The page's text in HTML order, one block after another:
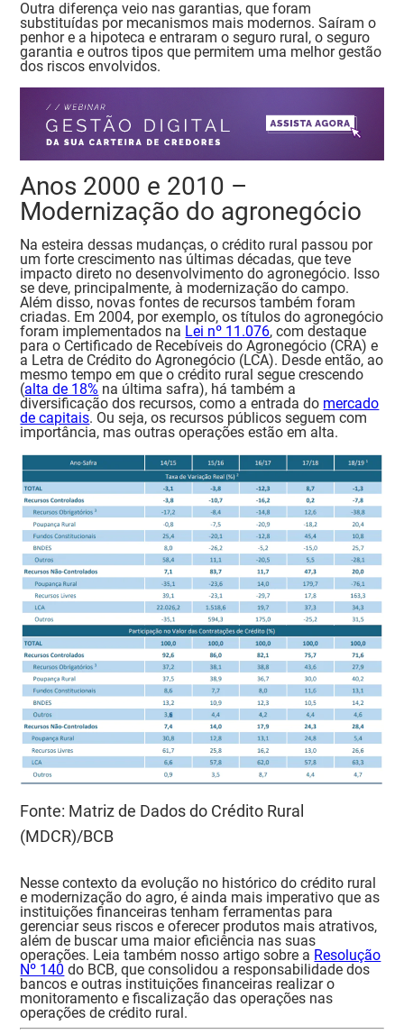
Outra diferença veio nas garantias, que foram
substituídas por mecanismos mais modernos. Saíram o
penhor e a hipoteca e entraram o seguro rural, o seguro
garantia e outros tipos que permitem uma melhor gestão
dos riscos envolvidos.
Anos 2000 e 2010 –
Modernização do agronegócio
Na esteira dessas mudanças, o crédito rural passou por
um forte crescimento nas últimas décadas, que teve
impacto direto no desenvolvimento do agronegócio. Isso
se deve, principalmente, à modernização do campo.
Além disso, novas fontes de recursos também foram
criadas. Em 2004, por exemplo, os títulos do agronegócio
foram implementados na Lei nº 11.076, com destaque
para o Certificado de Recebíveis do Agronegócio (CRA) e
a Letra de Crédito do Agronegócio (LCA). Desde então, ao
mesmo tempo em que o crédito rural segue crescendo
(alta de 18% na última safra), há também a
diversificação dos recursos, como a entrada do mercado
de capitais. Ou seja, os recursos públicos seguem com
importância, mas outras operações estão em alta.
Fonte: Matriz de Dados do Crédito Rural
(MDCR)/BCB
Nesse contexto da evolução no histórico do crédito rural
e modernização do agro, é ainda mais imperativo que as
instituições financeiras tenham ferramentas para
gerenciar seus riscos e oferecer produtos mais atrativos,
além de buscar uma maior eficiência nas suas
operações. Leia também nosso artigo sobre a Resolução
Nº 140 do BCB, que consolidou a responsabilidade dos
bancos e outras instituições financeiras realizar o
monitoramento e fiscalização das operações nas
operações de crédito rural.